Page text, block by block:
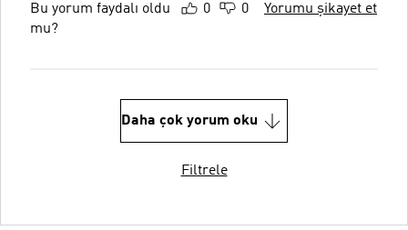
Bu yorum faydalı oldu
mu?
0 0 Yorumu şikayet et
Daha çok yorum oku
Filtrele